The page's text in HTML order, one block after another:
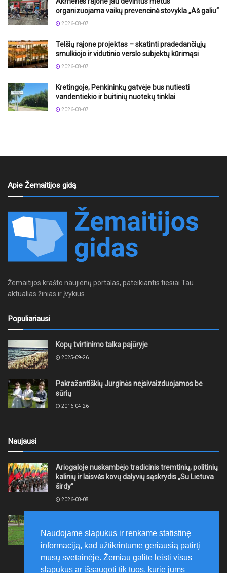
organizuojama vaikų prevencinė stovykla „Aš galiu“
2026-08-07
Telšių rajone projektas – skatinti pradedančiųjų
smulkiojo ir vidutinio verslo subjektų kūrimąsi
2026-08-07
Kretingoje, Penkininkų gatvėje bus nutiesti
vandentiekio ir buitinių nuotekų tinklai
2026-08-07
Apie Žemaitijos gidą
Žemaitijos krašto naujienų portalas, pateikiantis tiesiai Tau
aktualias žinias ir įvykius.
Populiariausi
Kopų tvirtinimo talka pajūryje
2025-09-26
Pakražantiškių Jurginės neįsivaizduojamos be
sūrių
2016-04-26
Naujausi
Ariogaloje nuskambėjo tradicinis tremtinių, politinių
kalinių ir laisvės kovų dalyvių sąskrydis „Su Lietuva
širdy“
2026-08-08
laikytis Kelių eismo taisyklių, tausoti aplinką
2026-08-08
Naudojame slapukus ir renkame statistinę
informaciją, kad užtikrintume geriausią patirtį
mūsų svetainėje. Žemiau galite leisti visus
slapukus ar išsaugoti tik tuos, kurie jums